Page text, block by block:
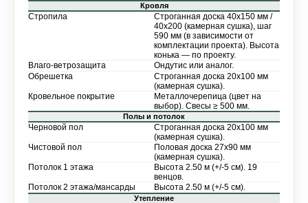
Кровля
Стропила
Строганная доска 40х150 мм /
40х200 (камерная сушка), шаг
590 мм (в зависимости от
комплектации проекта). Высота
конька — по проекту.
Влаго-ветрозащита Ондутис или аналог.
Обрешетка
Строганная доска 20х100 мм
(камерная сушка).
Кровельное покрытие
Металлочерепица (цвет на
выбор). Свесы ≥ 500 мм.
Полы и потолок
Черновой пол
Строганная доска 20х100 мм
(камерная сушка).
Чистовой пол
Половая доска 27х90 мм
(камерная сушка).
Потолок 1 этажа
Высота 2.50 м (+/-5 см). 19
венцов.
Потолок 2 этажа/мансарды
Высота 2.50 м (+/-5 см).
Утепление